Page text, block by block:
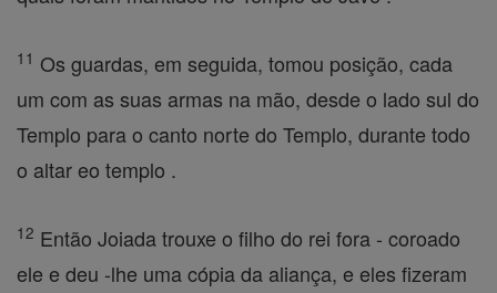
11 Os guardas, em seguida, tomou posição, cada
um com as suas armas na mão, desde o lado sul do
Templo para o canto norte do Templo, durante todo
o altar eo templo .
12 Então Joiada trouxe o filho do rei fora - coroado
ele e deu -lhe uma cópia da aliança, e eles fizeram